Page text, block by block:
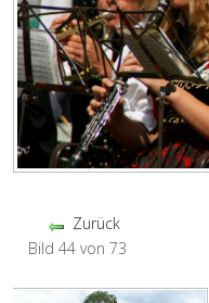
Zurück
Bild 44 von 73